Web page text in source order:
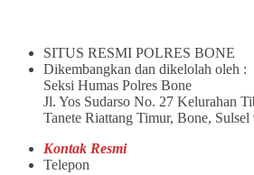
SITUS RESMI POLRES BONE
Dikembangkan dan dikelolah oleh :
Seksi Humas Polres Bone
Jl. Yos Sudarso No. 27 Kelurahan
Tanete Riattang Timur, Bone, Sulsel
Kontak Resmi
Telepon